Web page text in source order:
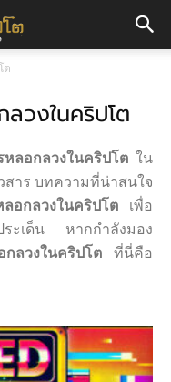
ต
วงในคริปโต
หลอกลวงในคริปโต ใน
สาร บทความที่น่าสนใจ
ลอกลวงในคริปโตเพื่อ
ระเด็น หากกำลังมอง
กลวงในคริปโต ที่นี่คือ